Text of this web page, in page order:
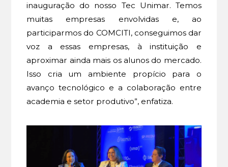
inauguração do nosso Tec Unimar. Temos
muitas empresas envolvidas e, ao
participarmos do COMCITI, conseguimos dar
voz a essas empresas, à instituição e
aproximar ainda mais os alunos do mercado.
Isso cria um ambiente propício para o
avanço tecnológico e a colaboração entre
academia e setor produtivo”, enfatiza.